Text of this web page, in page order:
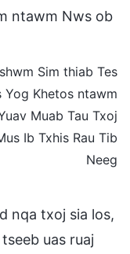
ntawm Nws ob
Sim thiab Tes
Yog Khetos ntawm
Muab Tau Txoj
Ib Txhis Rau Tib
Neeg
nqa txoj sia los,
uas ruaj